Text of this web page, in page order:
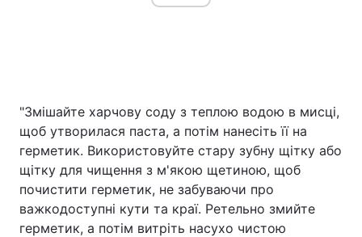
"Змішайте харчову соду з теплою водою в мисці,
щоб утворилася паста, а потім нанесіть її на
герметик. Використовуйте стару зубну щітку або
щітку для чищення з м'якою щетиною, щоб
почистити герметик, не забуваючи про
важкодоступні кути та краї. Ретельно змийте
герметик, а потім витріть насухо чистою